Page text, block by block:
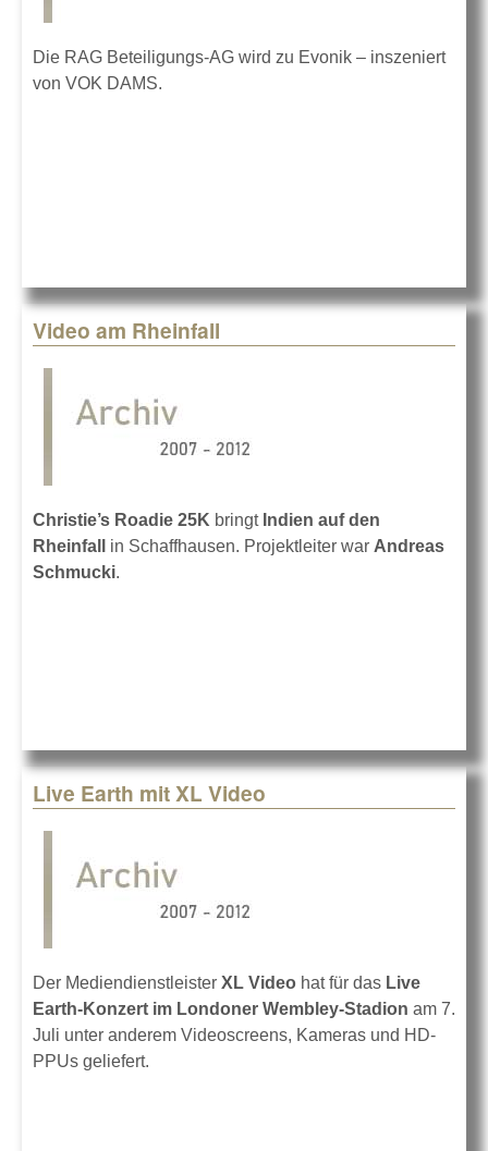
Die RAG Beteiligungs-AG wird zu Evonik – inszeniert
von VOK DAMS.
Video am Rheinfall
Christie’s Roadie 25K bringt Indien auf den
Rheinfall
in Schaffhausen. Projektleiter war Andreas
Schmucki.
Live Earth mit XL Video
Der Mediendienstleister XL Video hat für das Live
Earth-Konzert im Londoner Wembley-Stadion am 7.
Juli unter anderem Videoscreens, Kameras und HD-
PPUs geliefert.